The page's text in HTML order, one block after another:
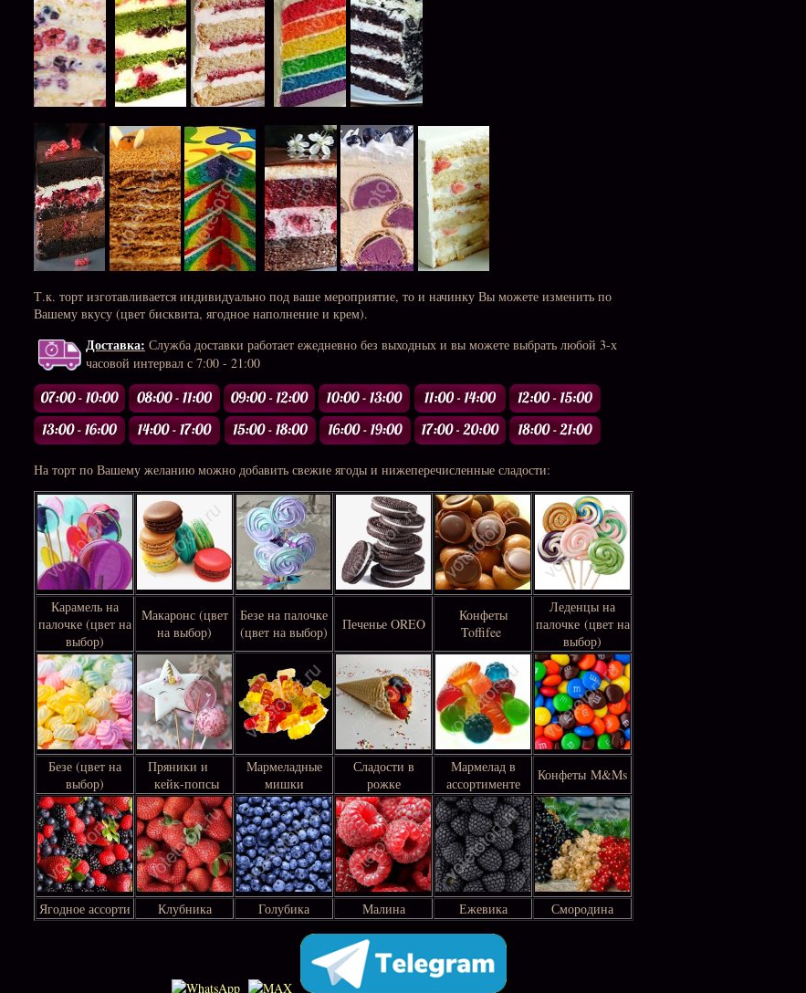
Т.к. торт изготавливается индивидуально под ваше мероприятие, то и начинку Вы можете изменить по
Вашему вкусу (цвет бисквита, ягодное наполнение и крем).
Доставка: Служба доставки работает ежедневно без выходных и вы можете выбрать любой 3-х
часовой интервал с 7:00 - 21:00
На торт по Вашему желанию можно добавить свежие ягоды и нижеперечисленные сладости:
Карамель на
палочке (цвет на
выбор)
Макаронс (цвет
на выбор)
Безе на палочке
(цвет на выбор)
Печенье OREO
Конфеты
Toffifee
Леденцы на
палочке (цвет на
выбор)
Безе (цвет на
выбор)
Пряники и
кейк-попсы
Мармеладные
мишки
Сладости в
рожке
Мармелад в
ассортименте
Конфеты M&Ms
Ягодное ассорти Клубника Голубика Малина Ежевика Смородина